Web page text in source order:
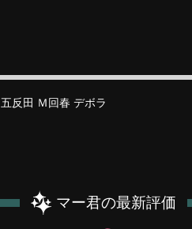
五反田 Ｍ回春 デボラ
マー君の最新評価